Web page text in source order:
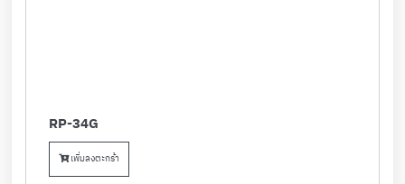
RP-34G
เพิ่มลงตะกร้า